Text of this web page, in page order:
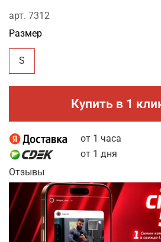
арт. 7312
Купить в 1
от 1 часа
от 1 дня
Размер
S
Отзывы